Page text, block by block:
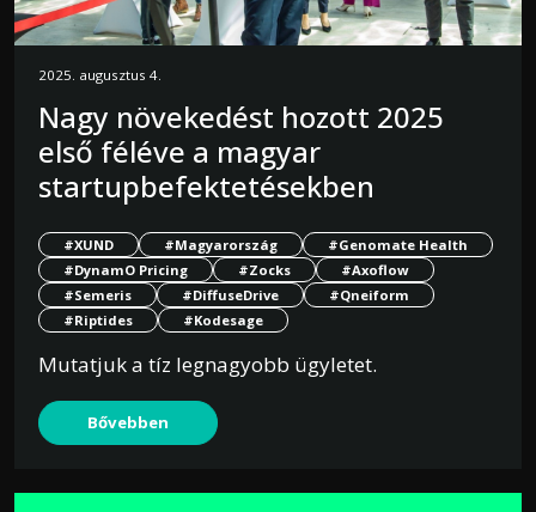
2025. augusztus 4.
Nagy növekedést hozott 2025
első féléve a magyar
startupbefektetésekben
#XUND #Magyarország
#Genomate Health
#DynamO Pricing
#Zocks
#Axoflow
#Semeris
#DiffuseDrive
#Qneiform
#Riptides
#Kodesage
Mutatjuk a tíz legnagyobb ügyletet.
Bővebben